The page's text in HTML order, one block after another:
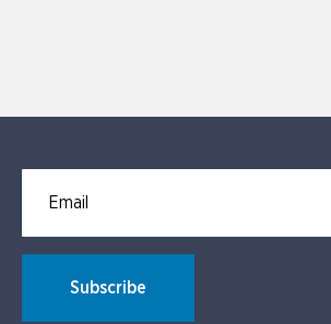
Subscribe